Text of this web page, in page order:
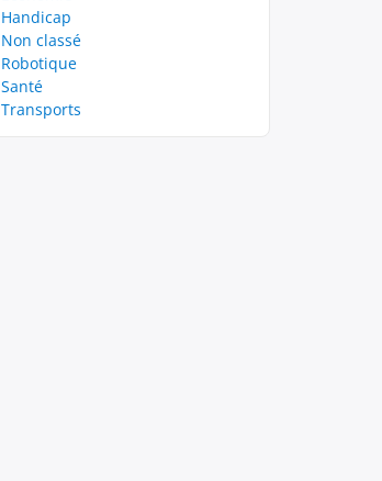
Handicap
Non classé
Robotique
Santé
Transports